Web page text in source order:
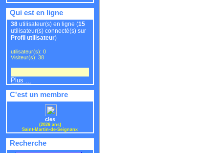
Qui est en ligne
38 utilisateur(s) en ligne (15
utilisateur(s) connecté(s) sur
Profil utilisateur)
utilisateur(s): 0
Visiteur(s): 38
Plus ...
C'est un membre
cles
(2026 ans)
Saint-Martin-de-Seignanx
Recherche